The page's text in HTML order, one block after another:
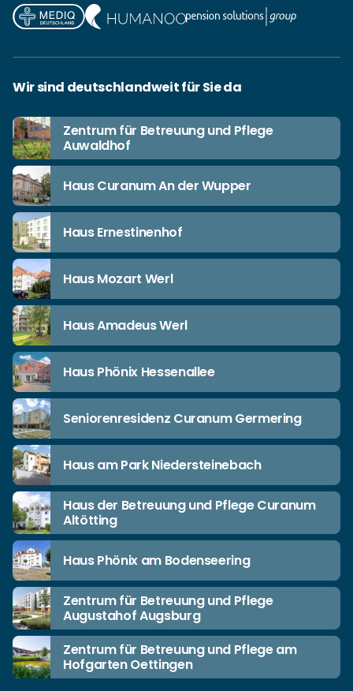
Wir sind deutschlandweit für Sie da
Zentrum für Betreuung und Pflege
Auwaldhof
Haus Curanum An der Wupper
Haus Ernestinenhof
Haus Mozart Werl
Haus Amadeus Werl
Haus Phönix Hessenallee
Seniorenresidenz Curanum Germering
Haus am Park Niedersteinebach
Haus der Betreuung und Pflege Curanum
Altötting
Haus Phönix am Bodenseering
Zentrum für Betreuung und Pflege
Augustahof Augsburg
Zentrum für Betreuung und Pflege am
Hofgarten Oettingen